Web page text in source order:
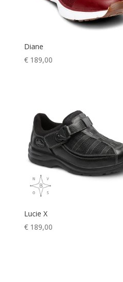
Diane
€189,00
Lucie X
€189,00